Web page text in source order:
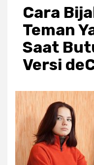
Cara
Teman
Saat
Versi